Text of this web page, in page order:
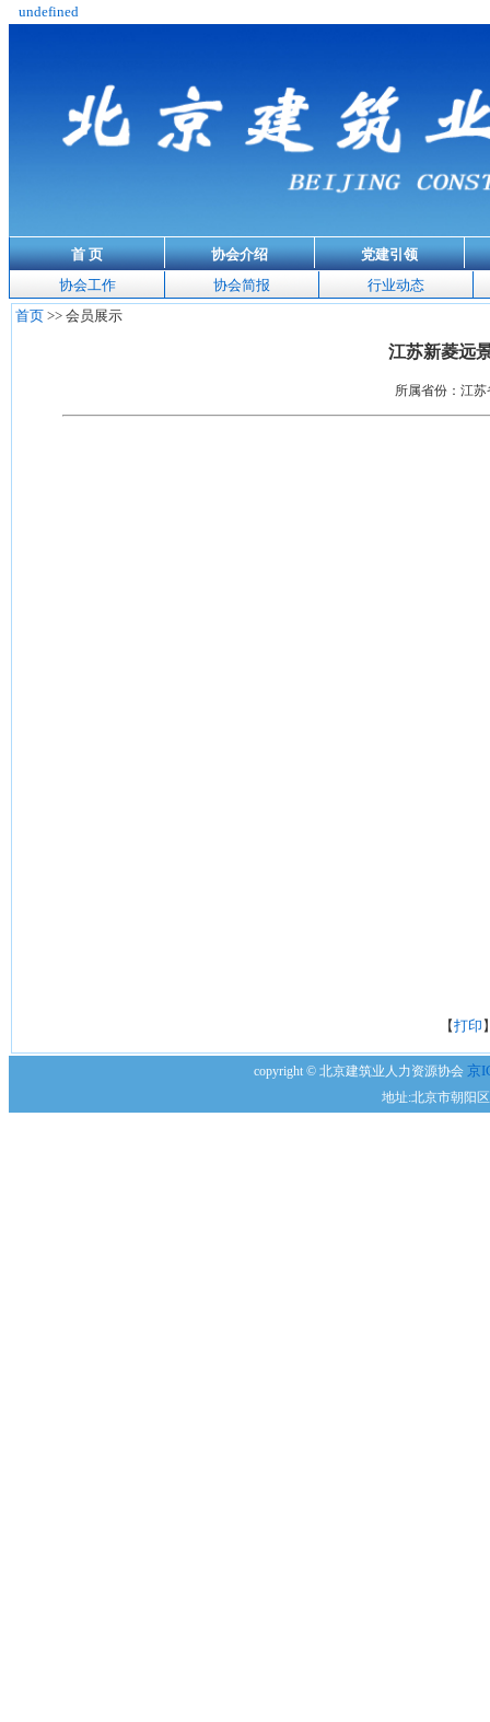
undefined
首 页 协会介绍
党建引领
协会工作
协会简报
行业动态
首页 >> 会员展示
江苏新菱远
所属省份：江
【打印
copyright © 北京建筑业人力资源协会京
地址:北京市朝阳